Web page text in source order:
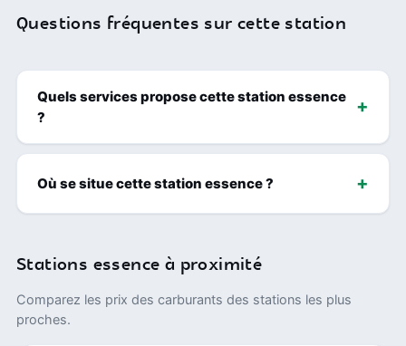
Questions fréquentes sur cette station
Quels services propose cette station essence
?
Où se situe cette station essence ?
Stations essence à proximité
Comparez les prix des carburants des stations les plus
proches.